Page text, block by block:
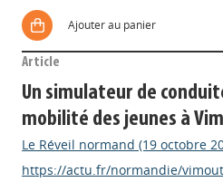
Ajouter au panier
Article
Un simulateur de
mobilité des jeunes à
Le Réveil normand (19 octobre
https://actu.fr/normandie/